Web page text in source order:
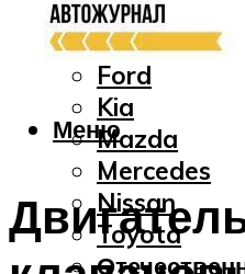
Audi
Bmw
Ford
Kia
Mazda
Mercedes
Nissan
Toyota
Меню